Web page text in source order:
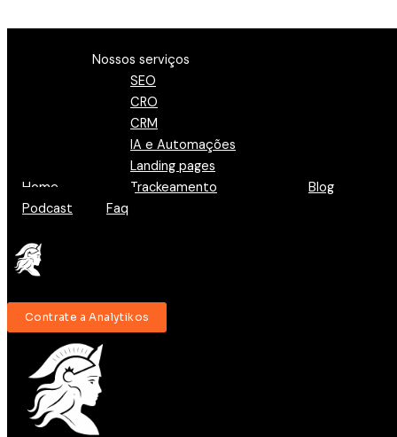
Home
Nossos serviços
SEO
CRO
CRM
IA e Automações
Landing pages
Trackeamento
Blog
Podcast
Faq
Contrate a Analytikos